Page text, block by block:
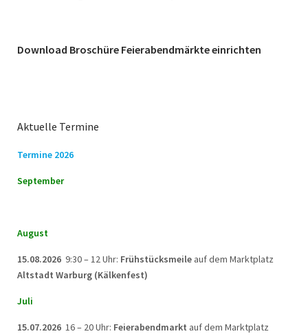
Download Broschüre Feierabendmärkte einrichten
Aktuelle Termine
Termine 2026
September
August
15.08.2026 9:30 – 12 Uhr: Frühstücksmeile auf dem Marktplatz
Altstadt Warburg (Kälkenfest)
Juli
15.07.2026 16 – 20 Uhr: Feierabendmarkt auf dem Marktplatz